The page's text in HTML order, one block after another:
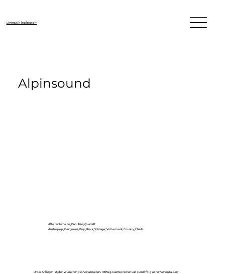
Livemusik-buchen.com
Alpinsound
Alleinunterhalter, Duo, Trio, Quartett
Austropop, Evergreens, Pop, Rock, Schlager, Volksmusik, Country, Charts
Unser Anliegen ist, den Wünschen des Veranstalters 100%ig zu entsprechen und zum Erfolg seiner Veranstaltung